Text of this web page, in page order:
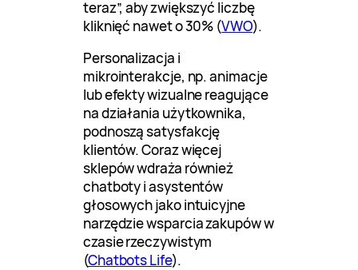
teraz”, aby zwiększyć liczbę
kliknięć nawet o 30% (VWO).
Personalizacja i
mikrointerakcje, np. animacje
lub efekty wizualne reagujące
na działania użytkownika,
podnoszą satysfakcję
klientów. Coraz więcej
sklepów wdraża również
chatboty i asystentów
głosowych jako intuicyjne
narzędzie wsparcia zakupów w
czasie rzeczywistym
(Chatbots Life).